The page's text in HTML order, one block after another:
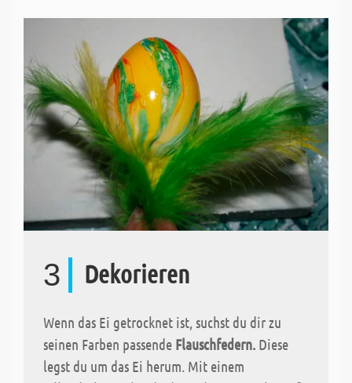
3 Dekorieren
Wenn das Ei getrocknet ist, suchst du dir zu
seinen Farben passende Flauschfedern. Diese
legst du um das Ei herum. Mit einem